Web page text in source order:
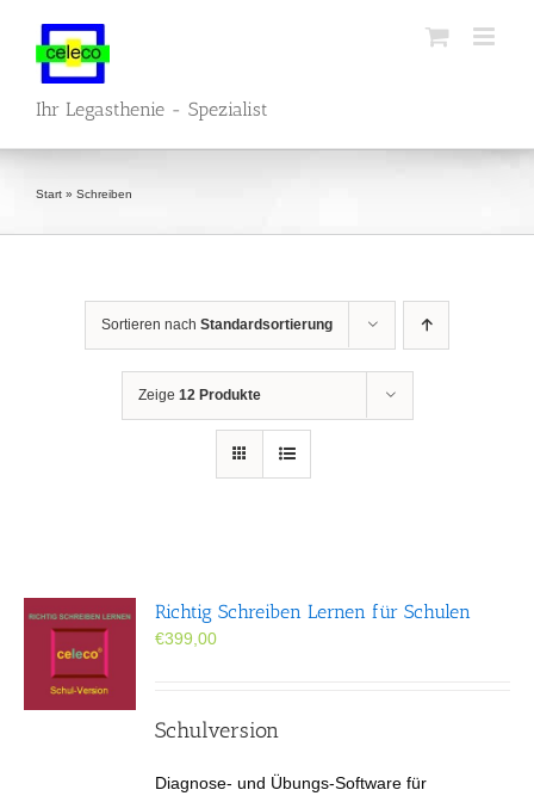
springen
Ihr Legasthenie - Spezialist
Start » Schreiben
Sortieren nach Standardsortierung
Zeige 12 Produkte
Richtig Schreiben Lernen für Schulen
€399,00
Schulversion
Diagnose- und Übungs-Software für